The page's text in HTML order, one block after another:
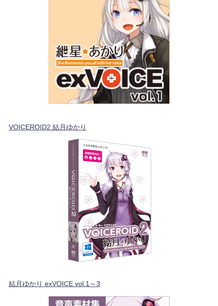
VOICEROID2 結月ゆかり
結月ゆかり exVOICE vol.1～3